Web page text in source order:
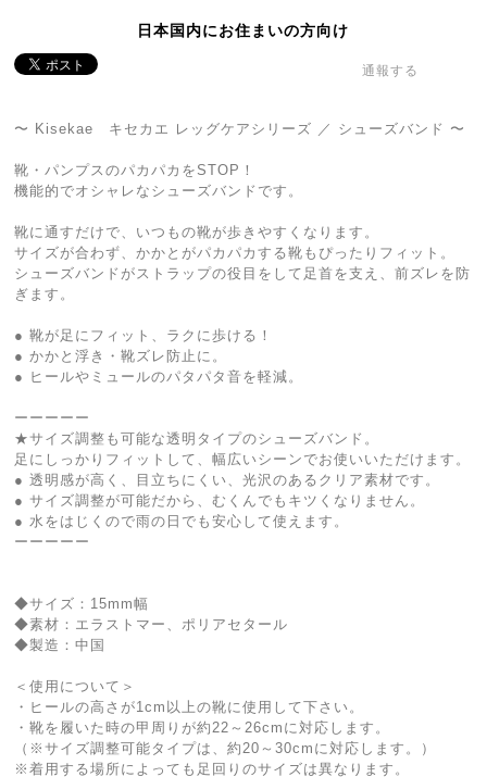
日本国内にお住まいの方向け
通報する
〜 Kisekae キセカエ レッグケアシリーズ ／ シューズバンド 〜
靴・パンプスのパカパカをSTOP！
機能的でオシャレなシューズバンドです。
靴に通すだけで、いつもの靴が歩きやすくなります。
サイズが合わず、かかとがパカパカする靴もぴったりフィット。
シューズバンドがストラップの役目をして足首を支え、前ズレを防
ぎます。
● 靴が足にフィット、ラクに歩ける！
● かかと浮き・靴ズレ防止に。
● ヒールやミュールのパタパタ音を軽減。
ーーーーー
★サイズ調整も可能な透明タイプのシューズバンド。
足にしっかりフィットして、幅広いシーンでお使いいただけます。
● 透明感が高く、目立ちにくい、光沢のあるクリア素材です。
● サイズ調整が可能だから、むくんでもキツくなりません。
● 水をはじくので雨の日でも安心して使えます。
ーーーーー
◆サイズ：15mm幅
◆素材：エラストマー、ポリアセタール
◆製造：中国
＜使用について＞
・ヒールの高さが1cm以上の靴に使用して下さい。
・靴を履いた時の甲周りが約22～26cmに対応します。
（※サイズ調整可能タイプは、約20～30cmに対応します。）
※着用する場所によっても足回りのサイズは異なります。